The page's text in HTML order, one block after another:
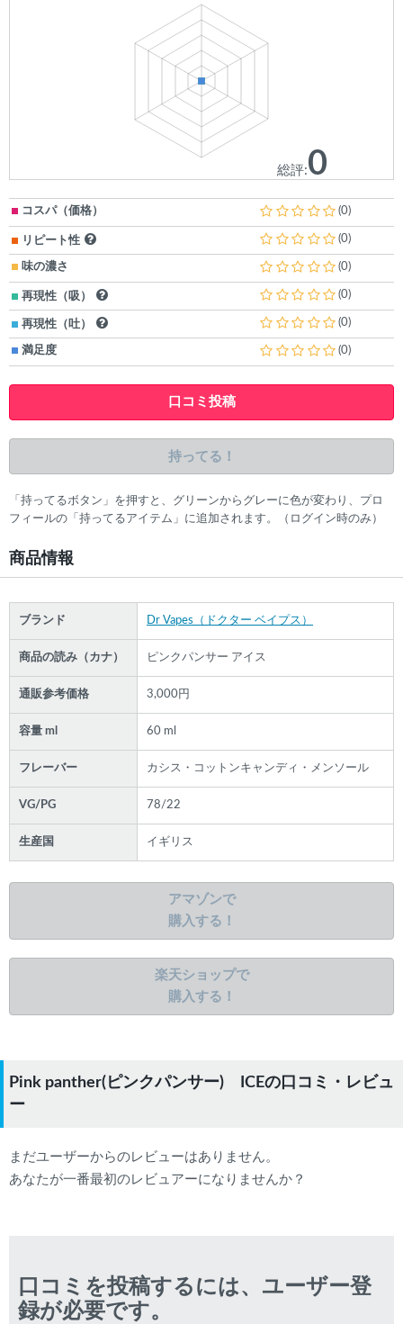
総評:0
コスパ（価格） (0)
リピート性 (0)
味の濃さ (0)
再現性（吸） (0)
再現性（吐） (0)
満足度 (0)
口コミ投稿
持ってる！
「持ってるボタン」を押すと、グリーンからグレーに色が変わり、プロ
フィールの「持ってるアイテム」に追加されます。（ログイン時のみ）
商品情報
ブランド Dr Vapes（ドクター ベイプス）
商品の読み（カナ） ピンクパンサー アイス
通販参考価格 3,000円
容量 ml 60 ml
フレーバー カシス・コットンキャンディ・メンソール
VG/PG 78/22
生産国 イギリス
アマゾンで
購入する！
楽天ショップで
購入する！
Pink panther(ピンクパンサー) ICEの口コミ・レビュ
ー
まだユーザーからのレビューはありません。
あなたが一番最初のレビュアーになりませんか？
口コミを投稿するには、ユーザー登
録が必要です。